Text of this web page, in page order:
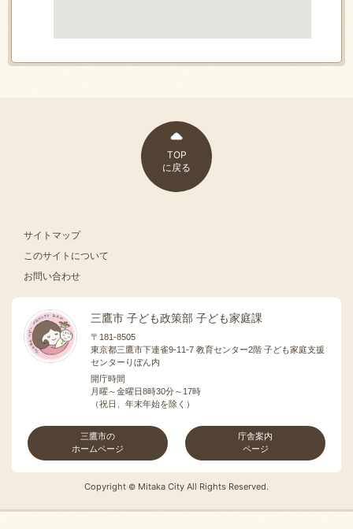
TOP
に戻る
サイトマップ
このサイトについて
お問い合わせ
三鷹市 子ども政策部 子ども家庭課
〒181-8505
東京都三鷹市下連雀9-11-7 教育センター2階 子ども家庭支援
センターりぼん内
開庁時間
月曜～金曜日8時30分～17時
（祝日、年末年始を除く）
三鷹市の
ホームページ
庁舎案内
ページ
Copyright © Mitaka City All Rights Reserved.